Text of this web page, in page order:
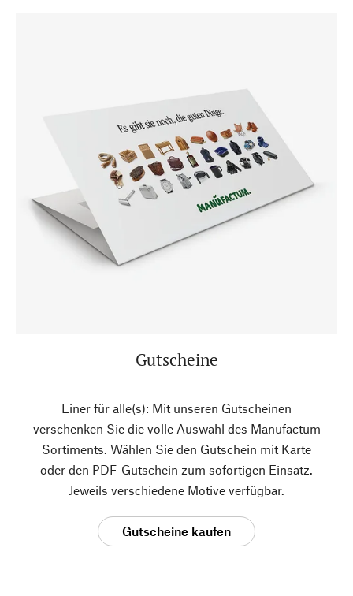
Gutscheine
Einer für alle(s): Mit unseren Gutscheinen
verschenken Sie die volle Auswahl des Manufactum
Sortiments. Wählen Sie den Gutschein mit Karte
oder den PDF-Gutschein zum sofortigen Einsatz.
Jeweils verschiedene Motive verfügbar.
Gutscheine kaufen